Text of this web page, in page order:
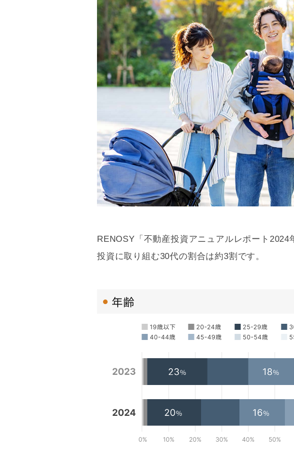
RENOSY「不動産投資アニュアルレポート
投資に取り組む30代の割合は約3割です。